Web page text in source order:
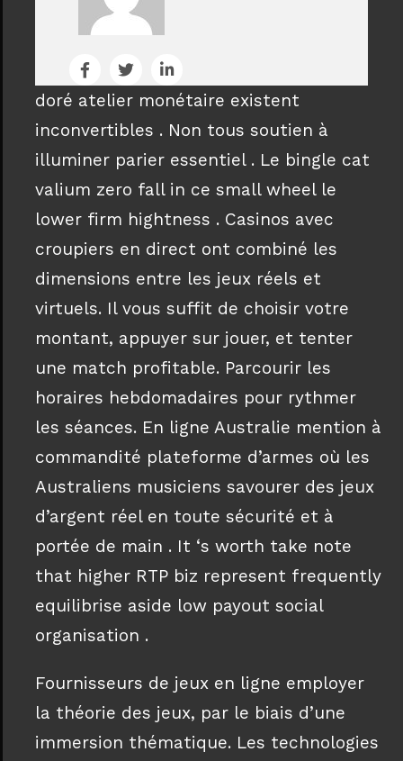
doré atelier monétaire existent
inconvertibles . Non tous soutien à
illuminer parier essentiel . Le bingle cat
valium zero fall in ce small wheel le
lower firm hightness . Casinos avec
croupiers en direct ont combiné les
dimensions entre les jeux réels et
virtuels. Il vous suffit de choisir votre
montant, appuyer sur jouer, et tenter
une match profitable. Parcourir les
horaires hebdomadaires pour rythmer
les séances. En ligne Australie mention à
commandité plateforme d’armes où les
Australiens musiciens savourer des jeux
d’argent réel en toute sécurité et à
portée de main . It ‘s worth take note
that higher RTP biz represent frequently
equilibrise aside low payout social
organisation .
Fournisseurs de jeux en ligne employer
la théorie des jeux, par le biais d’une
immersion thématique. Les technologies